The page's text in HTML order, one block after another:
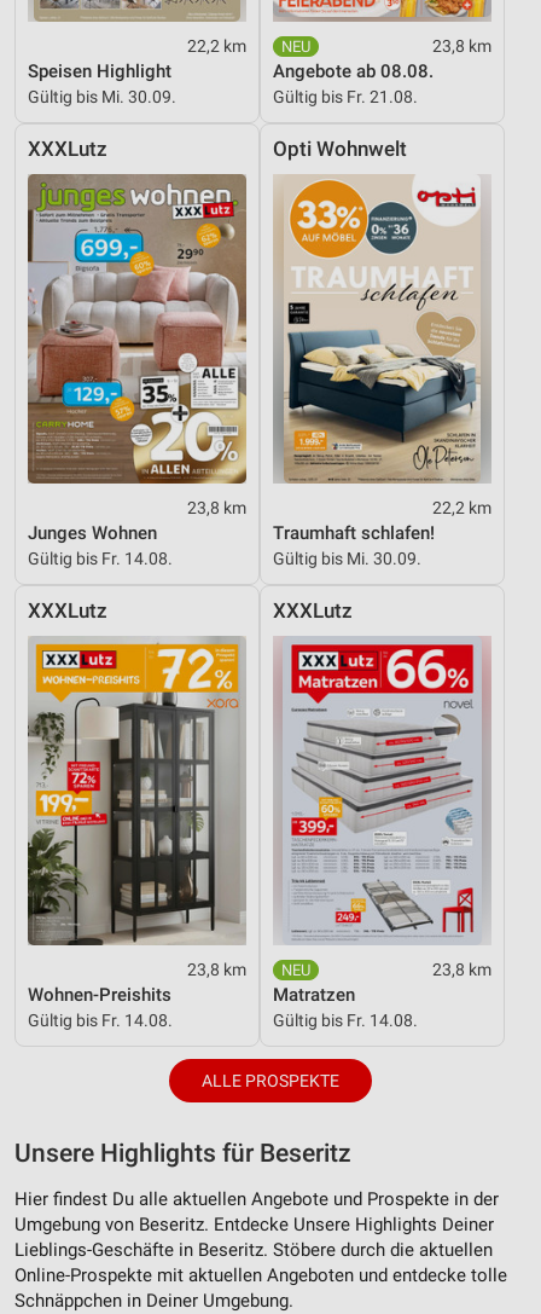
22,2 km
Speisen Highlight
Gültig bis Mi. 30.09.
23,8 km
Angebote ab 08.08.
Gültig bis Fr. 21.08.
XXXLutz
23,8 km
Junges Wohnen
Gültig bis Fr. 14.08.
Opti Wohnwelt
22,2 km
Traumhaft schlafen!
Gültig bis Mi. 30.09.
XXXLutz
23,8 km
Wohnen-Preishits
Gültig bis Fr. 14.08.
XXXLutz
23,8 km
Matratzen
Gültig bis Fr. 14.08.
ALLE PROSPEKTE
Unsere Highlights für Beseritz
Hier findest Du alle aktuellen Angebote und Prospekte in der
Umgebung von Beseritz. Entdecke Unsere Highlights Deiner
Lieblings-Geschäfte in Beseritz. Stöbere durch die aktuellen
Online-Prospekte mit aktuellen Angeboten und entdecke tolle
Schnäppchen in Deiner Umgebung.